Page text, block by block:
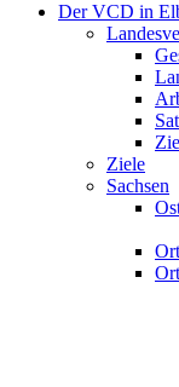
Der VCD in
Ziele
Sachsen